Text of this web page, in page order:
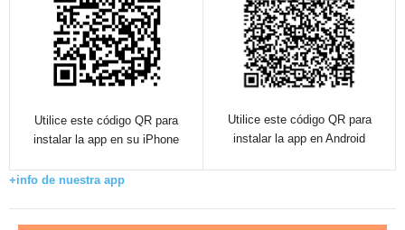
Utilice este código QR para
instalar la app en su iPhone
Utilice este código QR para
instalar la app en Android
+info de nuestra app